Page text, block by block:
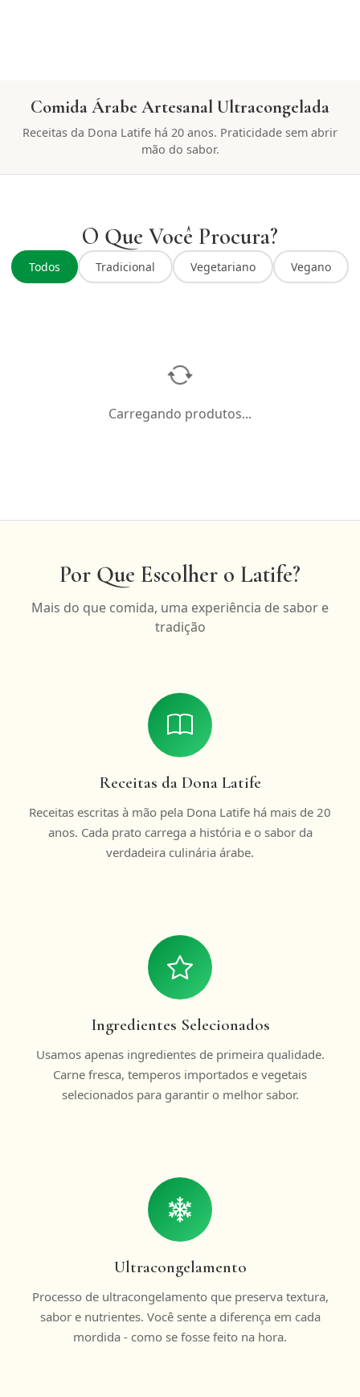
Comida Árabe Artesanal Ultracongelada
Receitas da Dona Latife há 20 anos. Praticidade sem abrir
mão do sabor.
O Que Você Procura?
Todos Tradicional Vegetariano Vegano
Carregando produtos...
Por Que Escolher o Latife?
Mais do que comida, uma experiência de sabor e
tradição
Receitas da Dona Latife
Receitas escritas à mão pela Dona Latife há mais de 20
anos. Cada prato carrega a história e o sabor da
verdadeira culinária árabe.
Ingredientes Selecionados
Usamos apenas ingredientes de primeira qualidade.
Carne fresca, temperos importados e vegetais
selecionados para garantir o melhor sabor.
Ultracongelamento
Processo de ultracongelamento que preserva textura,
sabor e nutrientes. Você sente a diferença em cada
mordida - como se fosse feito na hora.